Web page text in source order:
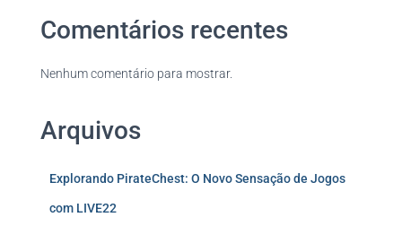
Comentários recentes
Nenhum comentário para mostrar.
Arquivos
Explorando PirateChest: O Novo Sensação de Jogos
com LIVE22